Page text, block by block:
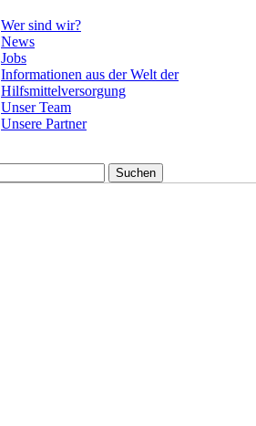
Wer sind wir?
News
Jobs
Informationen aus der Welt der
Hilfsmittelversorgung
Unser Team
Unsere Partner